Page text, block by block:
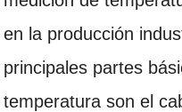
en la producción
principales partes
temperatura son el